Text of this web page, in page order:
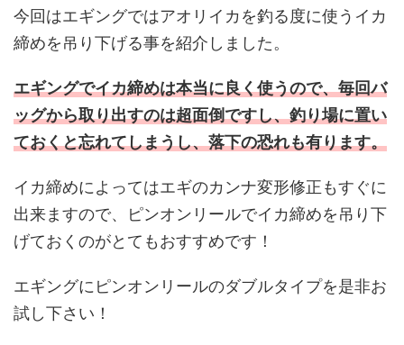
今回はエギングではアオリイカを釣る度に使うイカ
締めを吊り下げる事を紹介しました。
エギングでイカ締めは本当に良く使うので、毎回バ
ッグから取り出すのは超面倒ですし、釣り場に置い
ておくと忘れてしまうし、落下の恐れも有ります。
イカ締めによってはエギのカンナ変形修正もすぐに
出来ますので、ピンオンリールでイカ締めを吊り下
げておくのがとてもおすすめです！
エギングにピンオンリールのダブルタイプを是非お
試し下さい！